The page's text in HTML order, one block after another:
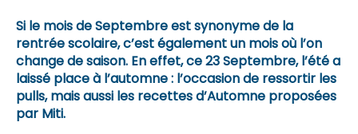
Si le mois de Septembre est synonyme de la
rentrée scolaire, c’est également un mois où l’on
change de saison. En effet, ce 23 Septembre, l’été a
laissé place à l’automne : l’occasion de ressortir les
pulls, mais aussi les recettes d’Automne proposées
par Miti.